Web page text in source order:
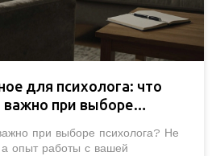
для психолога: что
важно при выборе
при выборе психолога? Не
опыт работы с вашей